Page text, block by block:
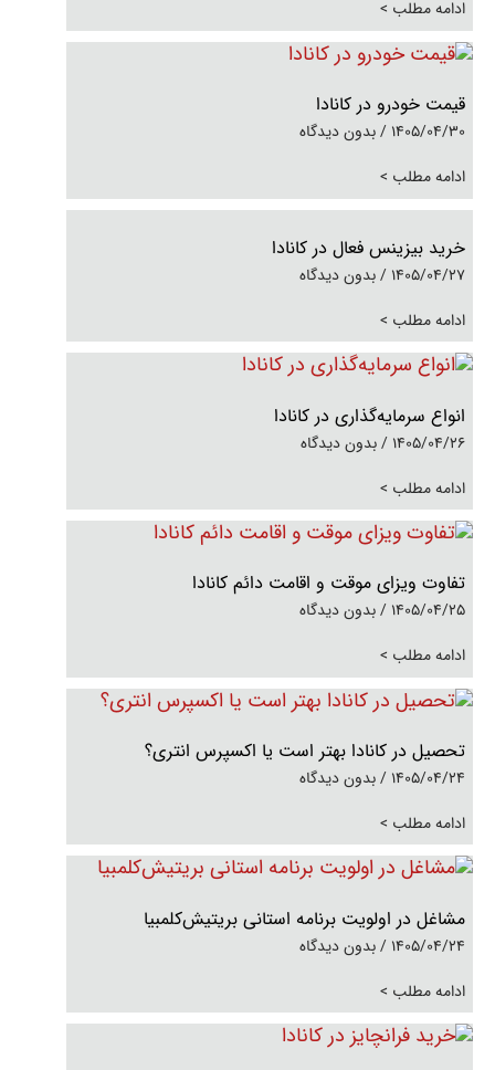
ادامه مطلب >
قیمت خودرو در کانادا
1405/04/30
بدون دیدگاه
ادامه مطلب >
خرید بیزینس فعال در کانادا
1405/04/27
بدون دیدگاه
ادامه مطلب >
انواع سرمایه‌گذاری در کانادا
1405/04/26
بدون دیدگاه
ادامه مطلب >
تفاوت ویزای موقت و اقامت دائم کانادا
1405/04/25
بدون دیدگاه
ادامه مطلب >
تحصیل در کانادا بهتر است یا اکسپرس انتری؟
1405/04/24
بدون دیدگاه
ادامه مطلب >
مشاغل در اولویت برنامه استانی بریتیش‌کلمبیا
1405/04/24
بدون دیدگاه
ادامه مطلب >